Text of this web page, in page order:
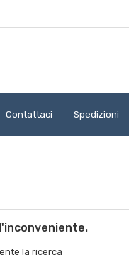
Contattaci Spedizioni
la ricerca